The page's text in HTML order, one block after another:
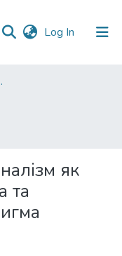
Log In (current)
соціології
як
та